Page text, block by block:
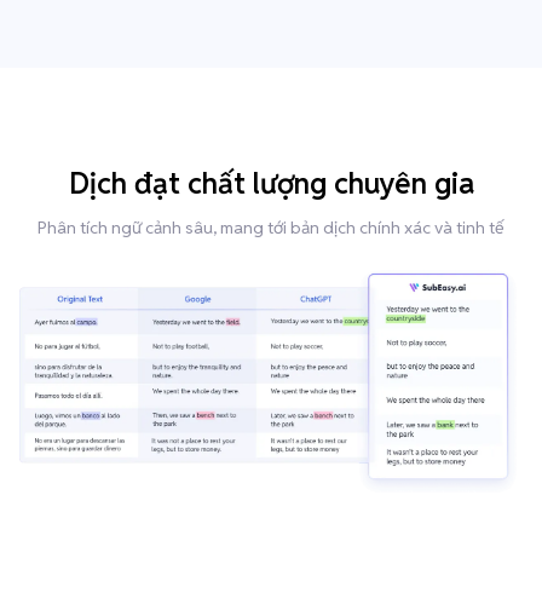
Dịch đạt chất lượng chuyên gia
Phân tích ngữ cảnh sâu, mang tới bản dịch chính xác và tinh tế